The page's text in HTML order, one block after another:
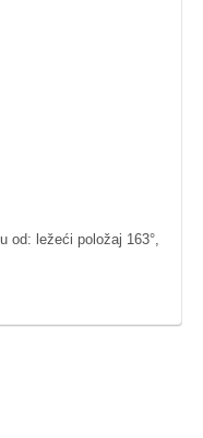
od: ležeći položaj 163°,